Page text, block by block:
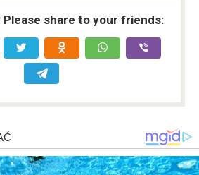
share to your friends: